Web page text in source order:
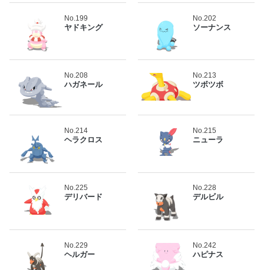
No.199
ヤドキング
No.202
ソーナンス
No.208
ハガネール
No.213
ツボツボ
No.214
ヘラクロス
No.215
ニューラ
No.225
デリバード
No.228
デルビル
No.229
ヘルガー
No.242
ハピナス